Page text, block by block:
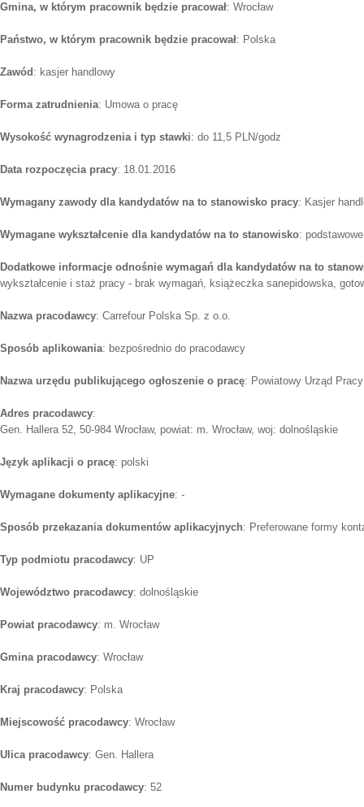
Gmina, w którym pracownik będzie pracował: Wrocław
Państwo, w którym pracownik będzie pracował: Polska
Zawód : kasjer handlowy
Forma zatrudnienia: Umowa o pracę
Wysokość wynagrodzenia i typ stawki: do 11,5 PLN/godz
Data rozpoczęcia pracy: 18.01.2016
Wymagany zawody dla kandydatów na to stanowisko pracy: Kasjer
Wymagane wykształcenie dla kandydatów na to stanowisko: podstawowe
Dodatkowe informacje odnośnie wymagań dla kandydatów na to
wykształcenie i staż pracy - brak wymagań, książeczka sanepidowska,
Nazwa pracodawcy: Carrefour Polska Sp. z o.o.
Sposób aplikowania: bezpośrednio do pracodawcy
Nazwa urzędu publikującego ogłoszenie o pracę: Powiatowy Urząd Pracy
Adres pracodawcy:
Gen. Hallera 52, 50-984 Wrocław, powiat: m. Wrocław, woj: dolnośląskie
Język aplikacji o pracę: polski
Wymagane dokumenty aplikacyjne: -
Sposób przekazania dokumentów aplikacyjnych: Preferowane formy
Typ podmiotu pracodawcy: UP
Województwo pracodawcy: dolnośląskie
Powiat pracodawcy: m. Wrocław
Gmina pracodawcy: Wrocław
Kraj pracodawcy: Polska
Miejscowość pracodawcy: Wrocław
Ulica pracodawcy: Gen. Hallera
Numer budynku pracodawcy: 52